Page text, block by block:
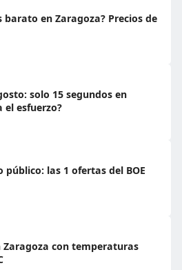
en Zaragoza? Precios de
solo 15 segundos en
el esfuerzo?
público: las 1 ofertas del BOE
con temperaturas